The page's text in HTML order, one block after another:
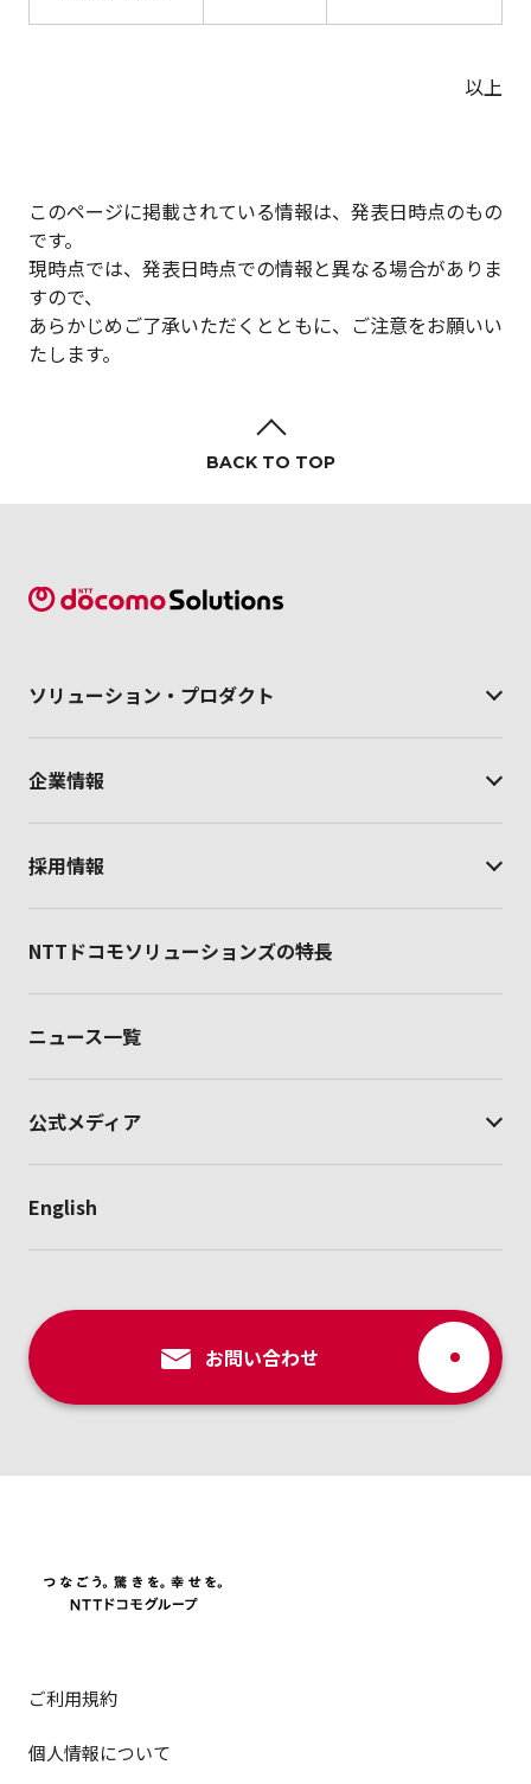
以上
このページに掲載されている情報は、発表日時点のもの
です。
現時点では、発表日時点での情報と異なる場合がありま
すので、
あらかじめご了承いただくとともに、ご注意をお願いい
たします。
BACK TO TOP
ソリューション・ プロダクト
企業情報
採用情報
NTTドコモソリューションズの特長
ニュース一覧
公式メディア
English
お問い合わせ
ご利用規約
個人情報について